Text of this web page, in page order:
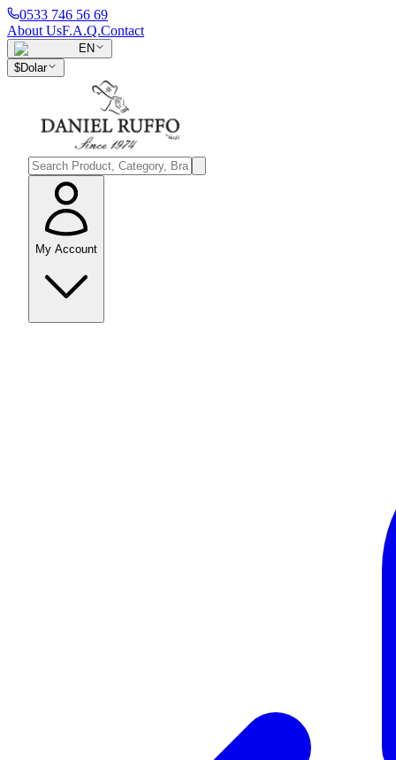
0533 746 56 69
About UsF.A.Q.Contact
EN
$Dolar
My Account